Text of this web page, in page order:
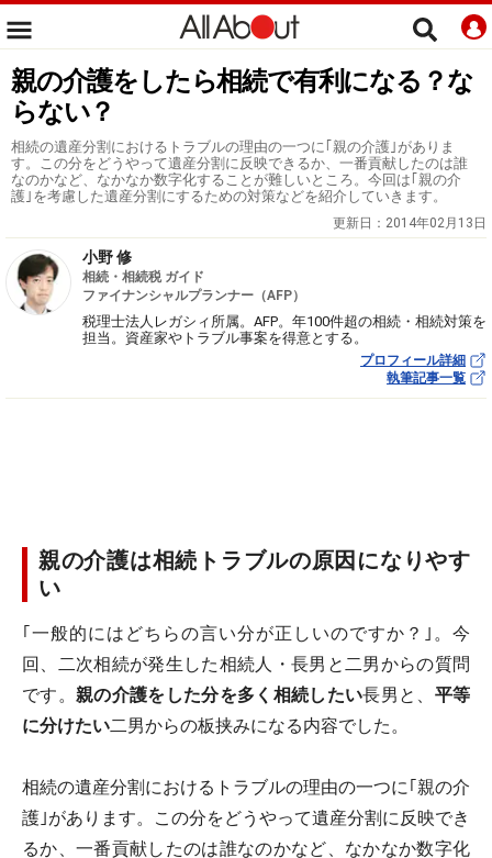
親の介護をしたら相続で有利になる？な
らない？
相続の遺産分割におけるトラブルの理由の一つに｢親の介護｣がありま
す。この分をどうやって遺産分割に反映できるか、一番貢献したのは誰
なのかなど、なかなか数字化することが難しいところ。今回は｢親の介
護｣を考慮した遺産分割にするための対策などを紹介していきます。
更新日： 2014年02月13日
小野 修
相続・相続税 ガイド
ファイナンシャルプランナー（AFP）
税理士法人レガシィ所属。AFP。年100件超の相続・相続対策を
担当。資産家やトラブル事案を得意とする。
プロフィール詳細
執筆記事一覧
親の介護は相続トラブルの原因になりやす
い
｢一般的にはどちらの言い分が正しいのですか？｣。今
回、二次相続が発生した相続人・長男と二男からの質問
です。 親の介護をした分を多く相続したい長男と、 平等
に分けたい二男からの板挟みになる内容でした。
相続の遺産分割におけるトラブルの理由の一つに｢親の介
護｣があります。この分をどうやって遺産分割に反映でき
るか、一番貢献したのは誰なのかなど、なかなか数字化